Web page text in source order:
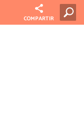
COMPARTIR